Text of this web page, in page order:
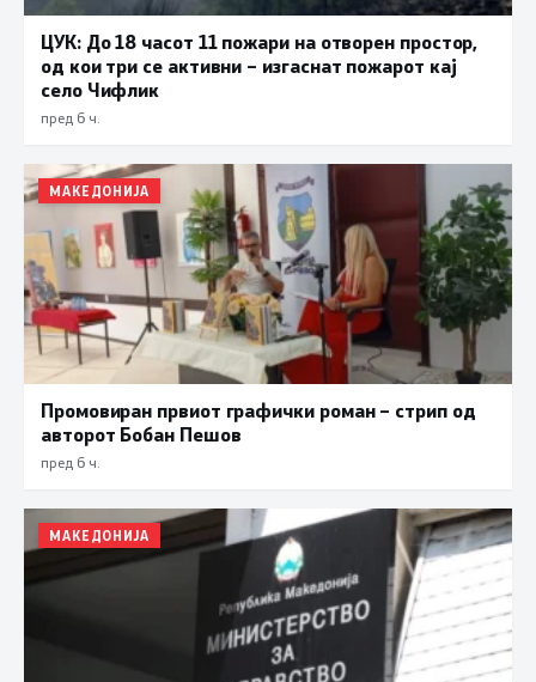
ЦУК: До 18 часот 11 пожари на отворен простор,
од кои три се активни – изгаснат пожарот кај
село Чифлик
пред 6 ч.
МАКЕДОНИЈА
Промовиран првиот графички роман – стрип од
авторот Бобан Пешов
пред 6 ч.
МАКЕДОНИЈА